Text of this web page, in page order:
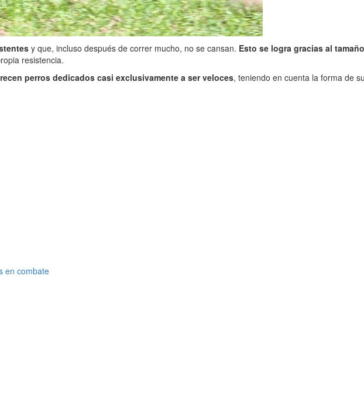
y que, incluso después de correr mucho, no se cansan. Esto se logra gracias al
resistencia.
perros dedicados casi exclusivamente a ser veloces, teniendo en cuenta la forma de
en combate